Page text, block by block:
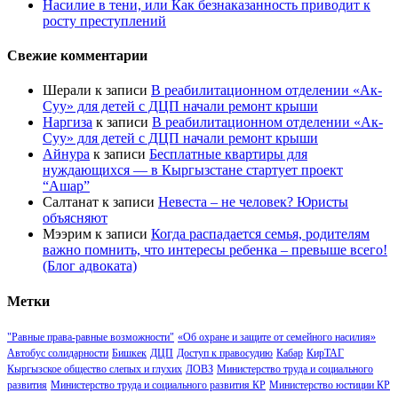
Насилие в тени, или Как безнаказанность приводит к
росту преступлений
Свежие комментарии
Шерали к записи В реабилитационном отделении «Ак-
Суу» для детей с ДЦП начали ремонт крыши
Наргиза к записи В реабилитационном отделении «Ак-
Суу» для детей с ДЦП начали ремонт крыши
Айнура к записи Бесплатные квартиры для
нуждающихся — в Кыргызстане стартует проект
“Ашар”
Салтанат к записи Невеста – не человек? Юристы
объясняют
Мээрим к записи Когда распадается семья, родителям
важно помнить, что интересы ребенка – превыше всего!
(Блог адвоката)
Метки
"Равные права-равные возможности" «Об охране и защите от семейного насилия»
Автобус солидарности Бишкек ДЦП Доступ к правосудию Кабар КирТАГ
Кыргызское общество слепых и глухих ЛОВЗ Министерство труда и социального
развития Министерство труда и социального развития КР Министерство юстиции КР